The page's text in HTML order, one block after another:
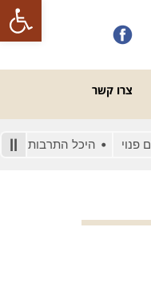
פתח
צרו קשר
היכל התרבות מונגש